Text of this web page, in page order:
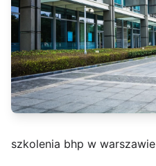
szkolenia bhp w warszawie